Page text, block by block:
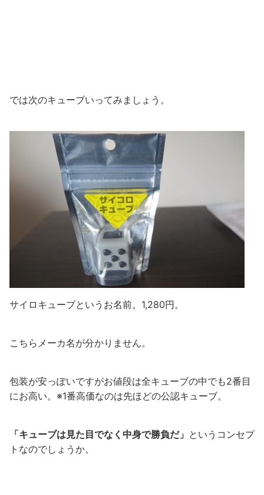
では次のキューブいってみましょう。
サイロキューブというお名前。1,280円。
こちらメーカ名が分かりません。
包装が安っぽいですがお値段は全キューブの中でも2番目
にお高い。※1番高価なのは先ほどの公認キューブ。
「キューブは見た目でなく中身で勝負だ」 というコンセプ
トなのでしょうか。